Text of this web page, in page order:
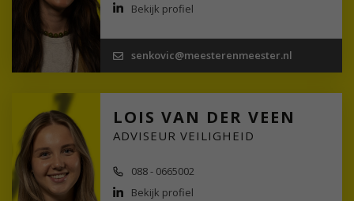
Bekijk profiel
senkovic@meesterenmeester.nl
LOIS VAN DER VEEN
ADVISEUR VEILIGHEID
088 - 0665002
Bekijk profiel